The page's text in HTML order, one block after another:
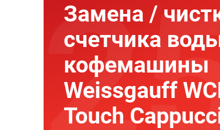
Замена /
счетчика
кофемашины
Weissgauff
Touch